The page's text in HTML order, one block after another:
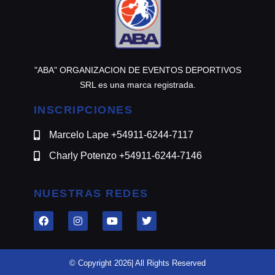
"ABA" ORGANIZACION DE EVENTOS DEPORTIVOS
SRL es una marca registrada.
INSCRIPCIONES
Marcelo Lape +54911-6244-7117
Charly Potenzo +54911-6244-7146
NUESTRAS REDES
© Copyright 2026| All Rights Reserved